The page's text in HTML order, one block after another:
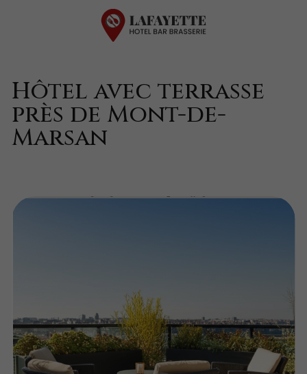
Hôtel avec terrasse
près de Mont-de-
Marsan